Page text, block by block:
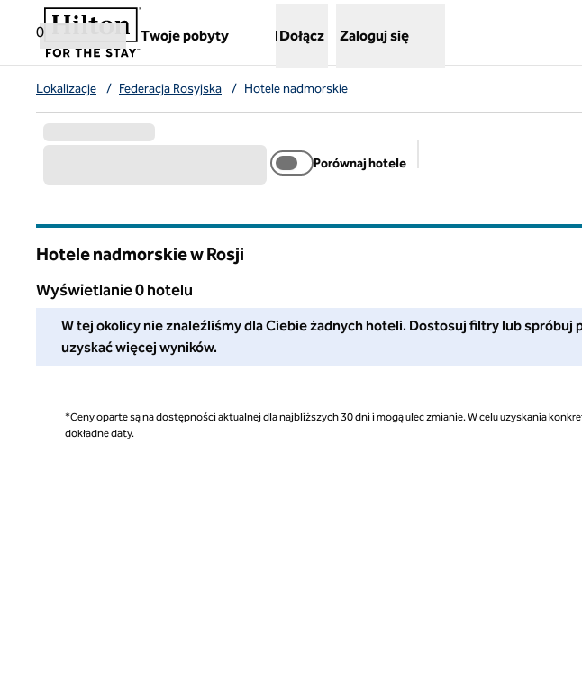
Przejdź do treści
0
Twoje pobyty
,otwiera nową kartę
Dołącz Zaloguj się
Lokalizacje / Federacja Rosyjska / Hotele nadmorskie
Porównaj hotele
Hotele nadmorskie w Rosji
Wyświetlanie 0 hotelu
W tej okolicy nie znaleźliśmy dla Ciebie żadnych hoteli. Dostosuj filtry lub spróbuj
W tej okolicy nie znaleźliśmy dla Ciebie żadnych hoteli. Dostosuj filtry lub spróbuj
uzyskać więcej wyników.
*Ceny oparte są na dostępności aktualnej dla najbliższych 30 dni i mogą ulec zmianie. W celu uzyskania
dokładne daty.